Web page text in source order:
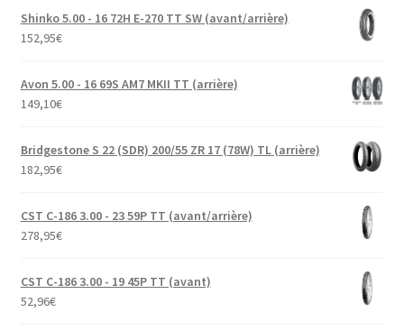
Shinko 5.00 - 16 72H E-270 TT SW (avant/arrière)
152,95€
Avon 5.00 - 16 69S AM7 MKII TT (arrière)
149,10€
Bridgestone S 22 (SDR) 200/55 ZR 17 (78W) TL (arrière)
182,95€
CST C-186 3.00 - 23 59P TT (avant/arrière)
278,95€
CST C-186 3.00 - 19 45P TT (avant)
52,96€